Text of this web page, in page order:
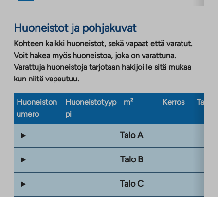
Huoneistot ja pohjakuvat
Kohteen kaikki huoneistot, sekä vapaat että varatut.
Voit hakea myös huoneistoa, joka on varattuna.
Varattuja huoneistoja tarjotaan hakijoille sitä mukaa
kun niitä vapautuu.
Huoneiston
umero
Huoneistotyyp
pi
m² Kerros
Talo A
Talo B
Talo C